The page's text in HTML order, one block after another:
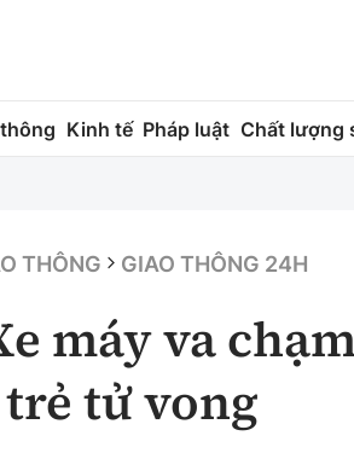
Kinh tế Pháp luật Chất lượng
Chỉ đạo điều hành
Vật liệu xây dựng
Giám định chất lượng
Quản lý
Hàng
THÔNG GIAO THÔNG 24H
máy va
tử vong